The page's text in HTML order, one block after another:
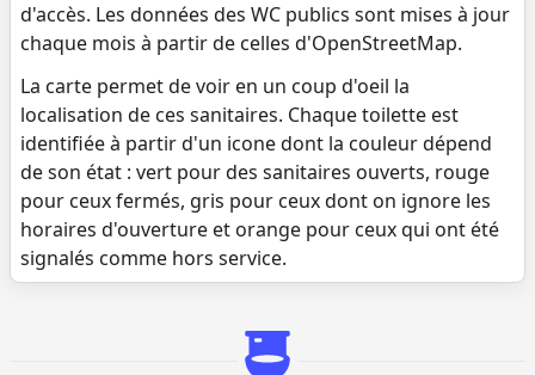
d'accès. Les données des WC publics sont mises à jour
chaque mois à partir de celles d'OpenStreetMap.
La carte permet de voir en un coup d'oeil la
localisation de ces sanitaires. Chaque toilette est
identifiée à partir d'un icone dont la couleur dépend
de son état : vert pour des sanitaires ouverts, rouge
pour ceux fermés, gris pour ceux dont on ignore les
horaires d'ouverture et orange pour ceux qui ont été
signalés comme hors service.